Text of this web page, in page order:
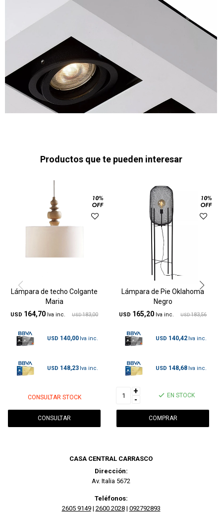
Productos que te pueden interesar
Lámpara de techo Colgante
Maria
USD 164,70 USD 183,00
USD 140,00
USD 148,23
CONSULTAR STOCK
CONSULTAR
Lámpara de Pie Oklahoma
Negro
USD 165,20 USD 183,56
USD 140,42
USD 148,68
+
-
EN STOCK
CASA CENTRAL CARRASCO
Dirección:
Av. Italia 5672
Teléfonos:
2605 9149| 2600 2028| 092792893